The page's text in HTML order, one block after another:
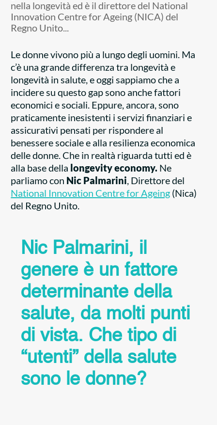
nella longevità ed è il direttore del National
Innovation Centre for Ageing (NICA) del
Regno Unito...
Le donne vivono più a lungo degli uomini. Ma
c’è una grande differenza tra longevità e
longevità in salute, e oggi sappiamo che a
incidere su questo gap sono anche fattori
economici e sociali. Eppure, ancora, sono
praticamente inesistenti i servizi finanziari e
assicurativi pensati per rispondere al
benessere sociale e alla resilienza economica
delle donne. Che in realtà riguarda tutti ed è
alla base della longevity economy. Ne
parliamo con Nic Palmarini, Direttore del
National Innovation Centre for Ageing (Nica)
del Regno Unito.
Nic Palmarini, il
genere è un fattore
determinante della
salute, da molti punti
di vista. Che tipo di
“utenti” della salute
sono le donne?